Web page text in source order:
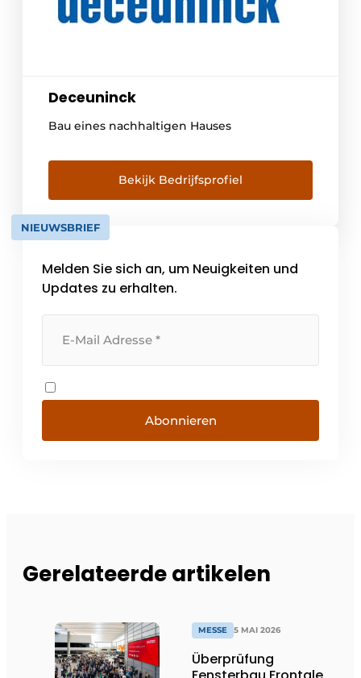
Deceuninck
Bau eines nachhaltigen Hauses
Bekijk Bedrijfsprofiel
NIEUWSBRIEF
Melden Sie sich an, um Neuigkeiten und
Updates zu erhalten.
Abonnieren
Gerelateerde artikelen
MESSE 5 MAI 2026
Überprüfung